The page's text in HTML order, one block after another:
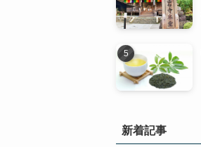
新着記事